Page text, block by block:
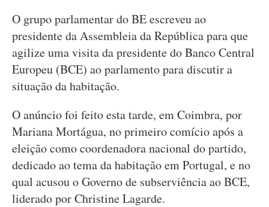
O grupo parlamentar do BE escreveu ao
presidente da Assembleia da República para que
agilize uma visita da presidente do Banco Central
Europeu (BCE) ao parlamento para discutir a
situação da habitação.
O anúncio foi feito esta tarde, em Coimbra, por
Mariana Mortágua, no primeiro comício após a
eleição como coordenadora nacional do partido,
dedicado ao tema da habitação em Portugal, e no
qual acusou o Governo de subserviência ao BCE,
liderado por Christine Lagarde.